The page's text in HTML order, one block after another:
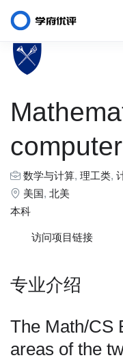
数学与计算, 理工类,
美国, 北美
本科
访问项目链接
专业介绍
The Math/CS
areas of the